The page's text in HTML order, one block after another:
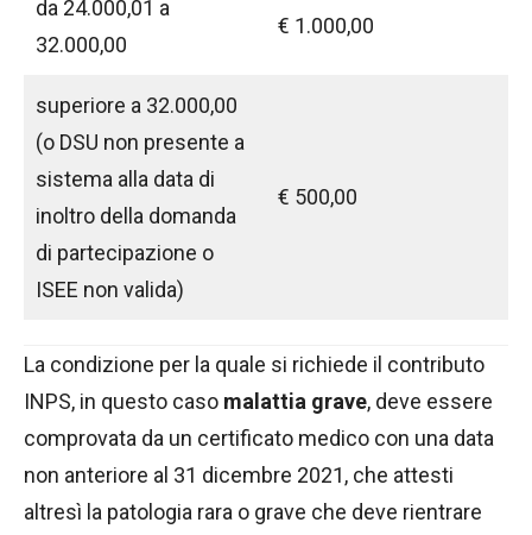
da 24.000,01 a
32.000,00
€ 1.000,00
superiore a 32.000,00
(o DSU non presente a
sistema alla data di
inoltro della domanda
di partecipazione o
ISEE non valida)
€ 500,00
La condizione per la quale si richiede il contributo
INPS, in questo caso malattia grave, deve essere
comprovata da un certificato medico con una data
non anteriore al 31 dicembre 2021, che attesti
altresì la patologia rara o grave che deve rientrare